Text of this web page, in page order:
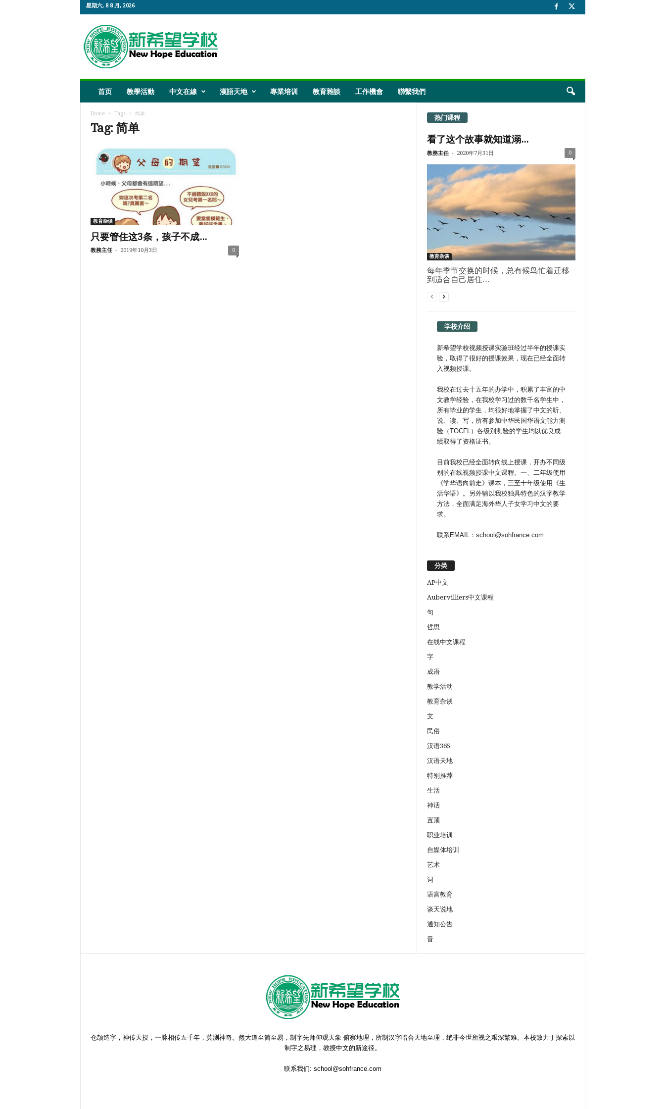
星期六, 8 8 月, 2026
希
望
教
首页 教學活動 中文在線 漢語天地 專業培训 教育雜談 工作機會 聯繫我們
Home Tags 简单
Tag: 简单
教育杂谈
只要管住这3条，孩子不成...
教務主任 - 2019年10月3日 0
热门课程
看了这个故事就知道溺...
教務主任 - 2020年7月31日 0
教育杂谈
每年季节交换的时候，总有候鸟忙着迁移
到适合自己居住...
学校介绍
新希望学校视频授课实验班经过半年的授课实
验，取得了很好的授课效果，现在已经全面转
入视频授课。
我校在过去十五年的办学中，积累了丰富的中
文教学经验，在我校学习过的数千名学生中，
所有毕业的学生，均很好地掌握了中文的听、
说、读、写，所有参加中华民国华语文能力测
验（TOCFL）各级别测验的学生均以优良成
绩取得了资格证书。
目前我校已经全面转向线上授课，开办不同级
别的在线视频授课中文课程。一、二年级使用
《学华语向前走》课本，三至十年级使用《生
活华语》。另外辅以我校独具特色的汉字教学
方法，全面满足海外华人子女学习中文的要
求。
联系EMAIL：school@sohfrance.com
分类
AP中文
Aubervilliers中文课程
句
哲思
在线中文课程
字
成语
教学活动
教育杂谈
文
民俗
汉语365
汉语天地
特别推荐
生活
神话
置顶
职业培训
自媒体培训
艺术
词
语言教育
谈天说地
通知公告
音
仓颉造字，神传天授，一脉相传五千年，莫测神奇。然大道至简至易，制字先师仰观天象 俯察地理，所制汉字暗合天地至理，绝非今世所视之艰深繁难。本校致力于探索以
制字之易理，教授中文的新途径。
联系我们: school@sohfrance.com